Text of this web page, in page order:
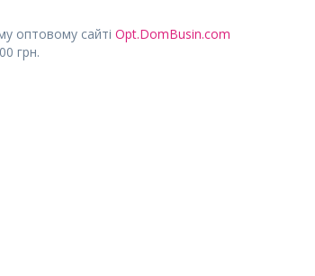
оптовому сайті Opt.DomBusin.com
грн.